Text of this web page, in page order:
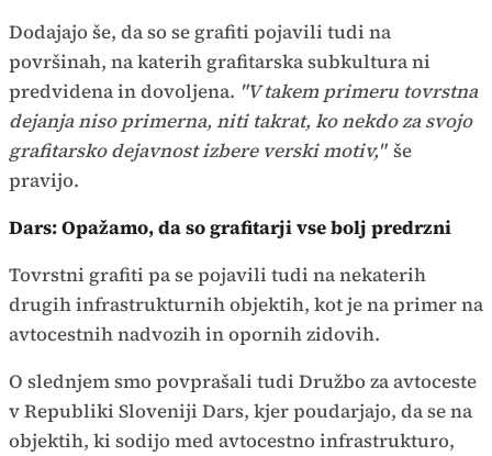
Dodajajo še, da so se grafiti pojavili tudi na
površinah, na katerih grafitarska subkultura ni
predvidena in dovoljena. "V takem primeru tovrstna
dejanja niso primerna, niti takrat, ko nekdo za svojo
grafitarsko dejavnost izbere verski motiv," še
pravijo.
Dars: Opažamo, da so grafitarji vse bolj predrzni
Tovrstni grafiti pa se pojavili tudi na nekaterih
drugih infrastrukturnih objektih, kot je na primer na
avtocestnih nadvozih in opornih zidovih.
O slednjem smo povprašali tudi Družbo za avtoceste
v Republiki Sloveniji Dars, kjer poudarjajo, da se na
objektih, ki sodijo med avtocestno infrastrukturo,